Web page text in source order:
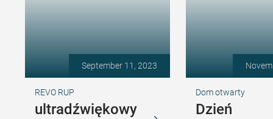
September 11, 2023
REVO RUP
ultradźwiękowy
Dom otwarty
Dzień